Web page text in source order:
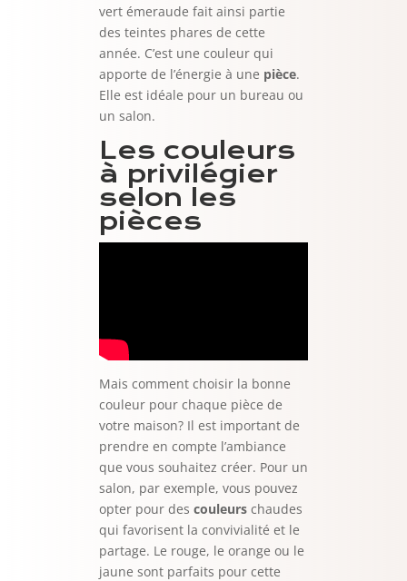
vert émeraude fait ainsi partie
des teintes phares de cette
année. C’est une couleur qui
apporte de l’énergie à une pièce.
Elle est idéale pour un bureau ou
un salon.
Les couleurs
à privilégier
selon les
pièces
Mais comment choisir la bonne
couleur pour chaque pièce de
votre maison? Il est important de
prendre en compte l’ambiance
que vous souhaitez créer. Pour un
salon, par exemple, vous pouvez
opter pour des couleurschaudes
qui favorisent la convivialité et le
partage. Le rouge, le orange ou le
jaune sont parfaits pour cette